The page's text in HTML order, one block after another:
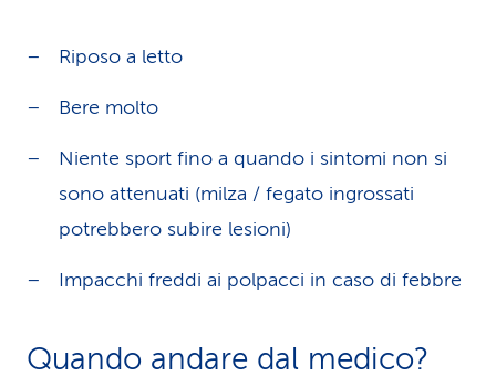
Riposo a letto
Bere molto
Niente sport fino a quando i sintomi non si
sono attenuati (milza / fegato ingrossati
potrebbero subire lesioni)
Impacchi freddi ai polpacci in caso di febbre
Quando andare dal medico?